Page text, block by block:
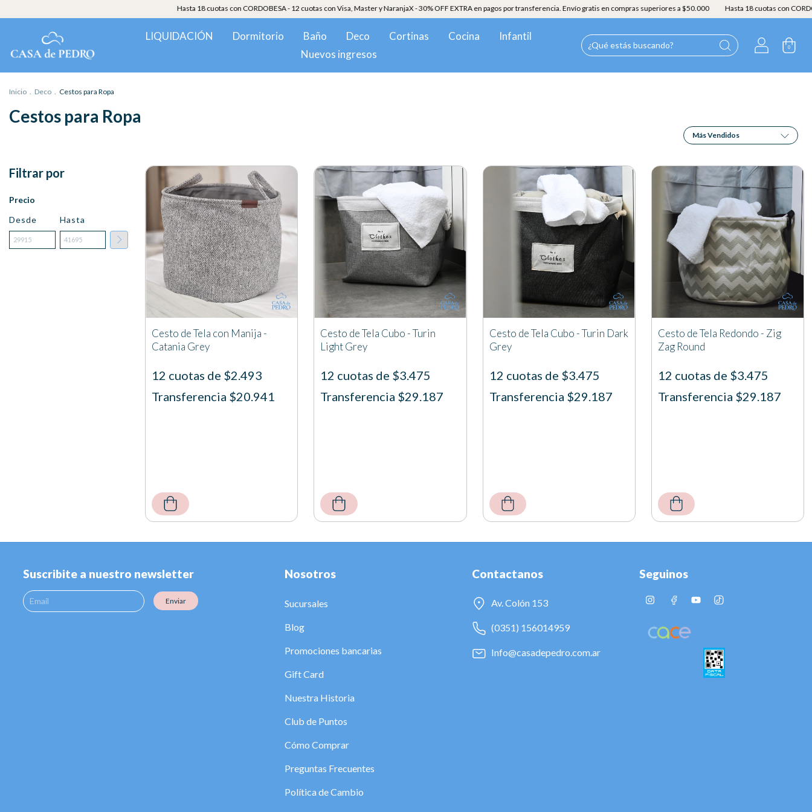
Hasta 18 cuotas con CORDOBESA - 12 cuotas con Visa, Master y NaranjaX - 30% OFF EXTRA en pagos por transferencia. Envío gratis en compras superiores a $50.000 Hasta 18 cuotas con
LIQUIDACIÓN Dormitorio Baño Deco Cortinas Cocina
Infantil
Nuevos ingresos
0
Inicio Deco Cestos para Ropa
Cestos para Ropa
Filtrar por
Precio
Desde
Hasta
Cesto de Tela con Manija -
Catania Grey
12 cuotas de $2.493
Transferencia $20.941
Cesto de Tela Cubo - Turin
Light Grey
12 cuotas de $3.475
Transferencia $29.187
Cesto de Tela Cubo - Turin Dark
Grey
12 cuotas de $3.475
Transferencia $29.187
Cesto de Tela Redondo - Zig
Zag Round
12 cuotas de $3.475
Transferencia $29.187
Suscribite a nuestro newsletter
Enviar
Nosotros
Sucursales
Blog
Promociones bancarias
Gift Card
Nuestra Historia
Club de Puntos
Cómo Comprar
Preguntas Frecuentes
Política de Cambio
Contactanos
Av. Colón 153
(0351) 156014959
Info@casadepedro.com.ar
Seguinos